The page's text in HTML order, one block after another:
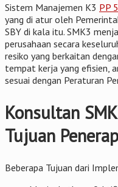
Sistem Manajemen K3 PP
yang di atur oleh
SBY di kala itu. SMK3
perusahaan secara
resiko yang berkaitan
tempat kerja yang efisien,
sesuai dengan Peraturan
Konsultan
Tujuan
Beberapa Tujuan dari